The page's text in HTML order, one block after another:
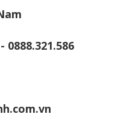
0888.321.586